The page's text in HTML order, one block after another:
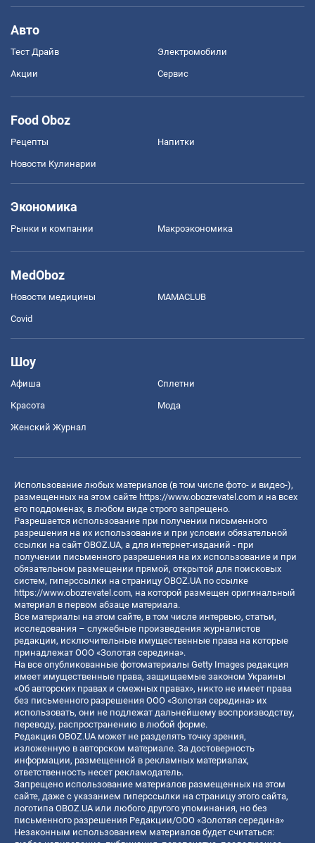
Авто
Тест Драйв Электромобили
Акции Сервис
Food Oboz
Рецепты Напитки
Новости Кулинарии
Экономика
Рынки и компании Mакроэкономика
MedOboz
Новости медицины MAMACLUB
Covid
Шоу
Афиша Сплетни
Красота Мода
Женский Журнал
Использование любых материалов (в том числе фото- и видео-),
размещенных на этом сайте https://www.obozrevatel.com и на всех
его поддоменах, в любом виде строго запрещено.
Разрешается использование при получении письменного
разрешения на их использование и при условии обязательной
ссылки на сайт OBOZ.UA, а для интернет-изданий - при
получении письменного разрешения на их использование и при
обязательном размещении прямой, открытой для поисковых
систем, гиперссылки на страницу OBOZ.UA по ссылке
https://www.obozrevatel.com, на которой размещен оригинальный
материал в первом абзаце материала.
Все материалы на этом сайте, в том числе интервью, статьи,
исследования – служебные произведения журналистов
редакции, исключительные имущественные права на которые
принадлежат ООО «Золотая середина».
На все опубликованные фотоматериалы Getty Images редакция
имеет имущественные права, защищаемые законом Украины
«Об авторских правах и смежных правах», никто не имеет права
без письменного разрешения ООО «Золотая середина» их
использовать, они не подлежат дальнейшему воспроизводству,
переводу, распространению в любой форме.
Редакция OBOZ.UA может не разделять точку зрения,
изложенную в авторском материале. За достоверность
информации, размещенной в рекламных материалах,
ответственность несет рекламодатель.
Запрещено использование материалов размещенных на этом
сайте, даже с указанием гиперссылки на страницу этого сайта,
логотипа OBOZ.UA или любого другого упоминания, но без
письменного разрешения Редакции/ООО «Золотая середина»
Незаконным использованием материалов будет считаться: